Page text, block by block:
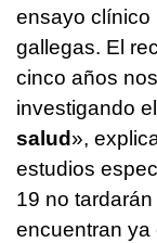
ensayo clínico
gallegas. El
cinco años
investigando el
salud»,
estudios
19 no
encuentran ya